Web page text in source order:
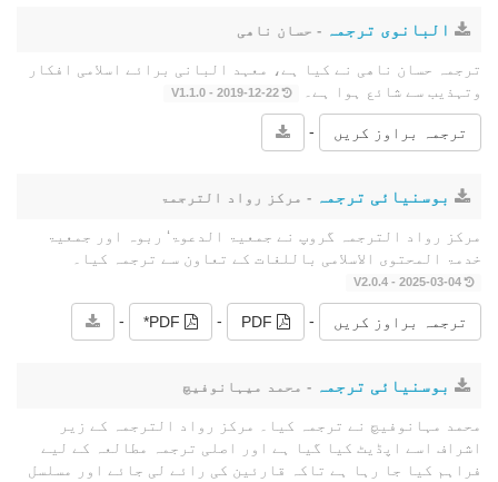
البانوی ترجمہ - حسان ناھی
ترجمہ حسان ناھی نے کیا ہے، معہد البانی برائے اسلامی افکار
وتہذیب سے شائع ہوا ہے۔
2019-12-22 - V1.1.0
ترجمہ براوز کریں -
بوسنیائی ترجمہ - مرکز رواد الترجمۃ
مرکز رواد الترجمہ گروپ نے جمعیۃ الدعوۃ‘ ربوہ اور جمعیۃ
خدمۃ المحتوى الاسلامی باللغات کے تعاون سے ترجمہ کیا۔
2025-03-04 - V2.0.4
ترجمہ براوز کریں -
-
-
بوسنیائی ترجمہ - محمد میہانوفیچ
محمد مہانوفیچ نے ترجمہ کیا۔ مرکز رواد الترجمہ کے زیر
اشراف اسے اپڈیٹ کیا گیا ہے اور اصلی ترجمہ مطالعہ کے لیے
فراہم کیا جا رہا ہے تاکہ قارئین کی رائے لی جائے اور مسلسل